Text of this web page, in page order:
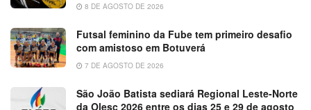
8 DE AGOSTO DE 2026
Futsal feminino da Fube tem primeiro desafio
com amistoso em Botuverá
7 DE AGOSTO DE 2026
São João Batista sediará Regional Leste-Norte
da Olesc 2026 entre os dias 25 e 29 de agosto